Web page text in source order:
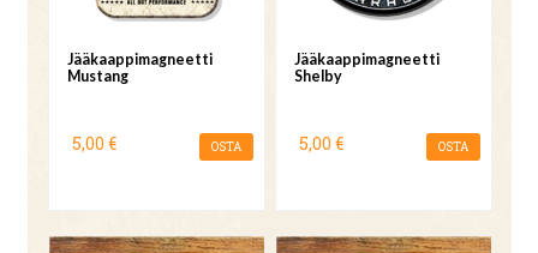
Jääkaappimagneetti
Mustang
5,00 € OSTA
Jääkaappimagneetti
Shelby
5,00 € OSTA